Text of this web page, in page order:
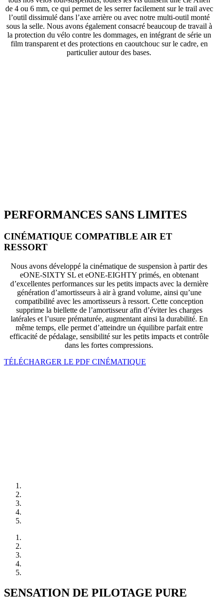
de 4 ou 6 mm, ce qui permet de les serrer facilement sur le trail avec
l’outil dissimulé dans l’axe arrière ou avec notre multi-outil monté
sous la selle. Nous avons également consacré beaucoup de travail à
la protection du vélo contre les dommages, en intégrant de série un
film transparent et des protections en caoutchouc sur le cadre, en
particulier autour des bases.
PERFORMANCES SANS LIMITES
CINÉMATIQUE COMPATIBLE AIR ET
RESSORT
Nous avons développé la cinématique de suspension à partir des
eONE-SIXTY SL et eONE-EIGHTY primés, en obtenant
d’excellentes performances sur les petits impacts avec la dernière
génération d’amortisseurs à air à grand volume, ainsi qu’une
compatibilité avec les amortisseurs à ressort. Cette conception
supprime la biellette de l’amortisseur afin d’éviter les charges
latérales et l’usure prématurée, augmentant ainsi la durabilité. En
même temps, elle permet d’atteindre un équilibre parfait entre
efficacité de pédalage, sensibilité sur les petits impacts et contrôle
dans les fortes compressions.
TÉLÉCHARGER LE PDF CINÉMATIQUE
SENSATION DE PILOTAGE PURE